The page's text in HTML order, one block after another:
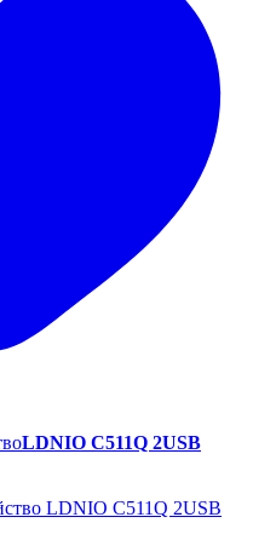
LDNIO C511Q 2USB